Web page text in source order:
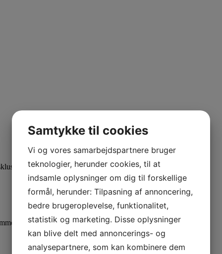
tilbud før alle andre!
nyheder dig vores nyhedsbrev
Samtykke til cookies
Vi og vores samarbejdspartnere bruger
teknologier, herunder cookies, til at
indsamle oplysninger om dig til forskellige
formål, herunder: Tilpasning af annoncering,
bedre brugeroplevelse, funktionalitet,
statistik og marketing. Disse oplysninger
kan blive delt med annoncerings- og
analysepartnere, som kan kombinere dem